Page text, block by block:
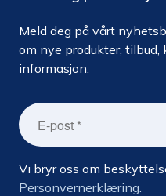
Meld deg på vårt
om nye produkter,
informasjon.
Vi bryr oss om
Personvernerklæring.